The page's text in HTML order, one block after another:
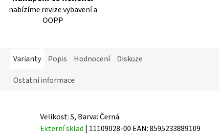
nabízíme revize vybavení a
OOPP
Varianty Popis Hodnocení
Diskuze
Ostatní informace
Velikost: S, Barva: Černá
Externí sklad | 11109028-00 EAN:8595233889109